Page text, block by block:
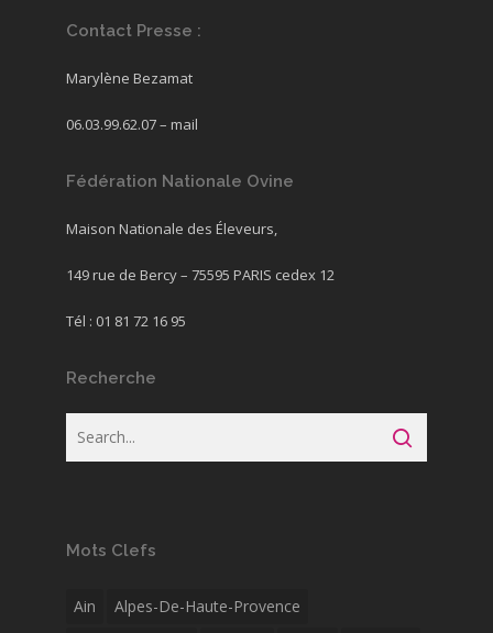
Contact Presse :
Marylène Bezamat
06.03.99.62.07 – mail
Fédération Nationale Ovine
Maison Nationale des Éleveurs,
149 rue de Bercy – 75595 PARIS cedex 12
Tél : 01 81 72 16 95
Recherche
Mots Clefs
Ain
Alpes-De-Haute-Provence